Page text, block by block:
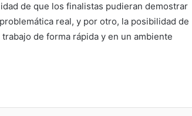
de que los finalistas pudieran demostrar
real, y por otro, la posibilidad de
de forma rápida y en un ambiente